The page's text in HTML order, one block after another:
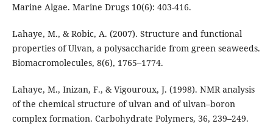
Marine Algae. Marine Drugs 10(6): 403-416.
Lahaye, M., & Robic, A. (2007). Structure and functional
properties of Ulvan, a polysaccharide from green seaweeds.
Biomacromolecules, 8(6), 1765–1774.
Lahaye, M., Inizan, F., & Vigouroux, J. (1998). NMR analysis
of the chemical structure of ulvan and of ulvan–boron
complex formation. Carbohydrate Polymers, 36, 239–249.